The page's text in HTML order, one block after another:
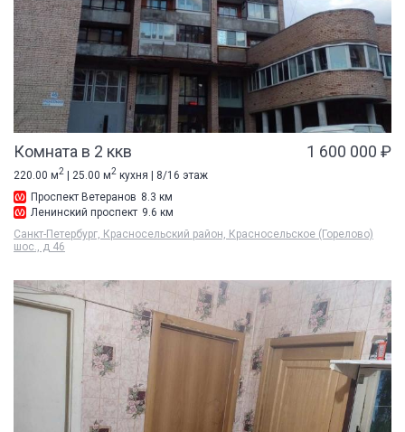
Комната в 2 ккв 1 600 000 ₽
220.00 м2 | 25.00 м2 кухня | 8/16 этаж
Проспект Ветеранов 8.3 км
Ленинский проспект 9.6 км
Санкт-Петербург, Красносельский район, Красносельское (Горелово)
шос., д 46